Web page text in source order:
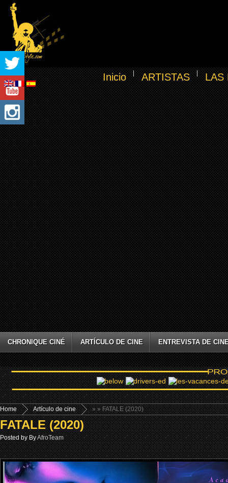
Inicio ARTISTAS LAS
CHRONIQUE CINÉ ARTÍCULO DE CINE ENTREVISTA DE
Home »
Artículo de cine » FATALE (2020)
FATALE (2020)
Posted by ByAfroTeam